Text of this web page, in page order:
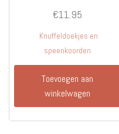
€11.95
Knuffeldoekjes en
speenkoorden
Toevoegen aan
winkelwagen